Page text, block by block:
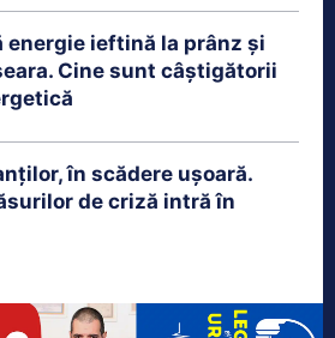
energie ieftină la prânz și
Cine sunt câștigătorii
în scădere ușoară.
de criză intră în